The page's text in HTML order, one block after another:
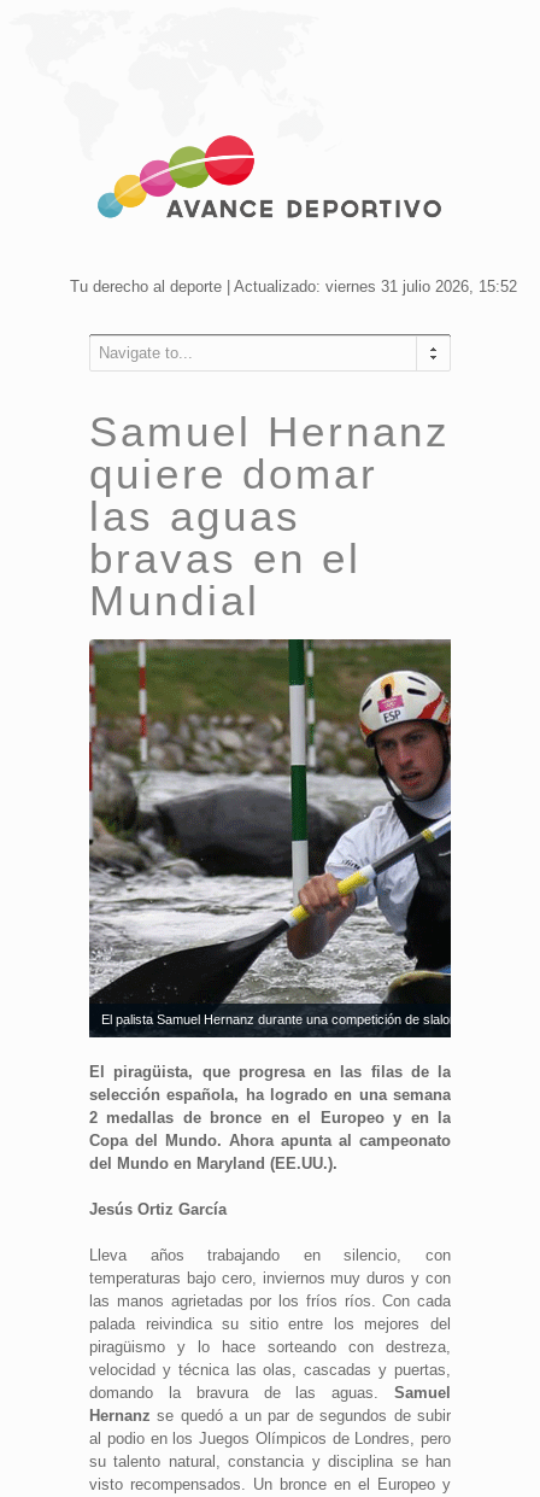
Tu derecho al deporte | Actualizado: viernes 31 julio 2026, 15:52
Navigate to...
Samuel Hernanz
quiere domar
las aguas
bravas en el
Mundial
El palista Samuel Hernanz durante una competición de slalom. Fuente: AD
El piragüista, que progresa en las filas de la
selección española, ha logrado en una semana
2 medallas de bronce en el Europeo y en la
Copa del Mundo. Ahora apunta al campeonato
del Mundo en Maryland (EE.UU.).
Jesús Ortiz García
Lleva años trabajando en silencio, con
temperaturas bajo cero, inviernos muy duros y con
las manos agrietadas por los fríos ríos. Con cada
palada reivindica su sitio entre los mejores del
piragüismo y lo hace sorteando con destreza,
velocidad y técnica las olas, cascadas y puertas,
domando la bravura de las aguas. Samuel
Hernanz se quedó a un par de segundos de subir
al podio en los Juegos Olímpicos de Londres, pero
su talento natural, constancia y disciplina se han
visto recompensados. Un bronce en el Europeo y